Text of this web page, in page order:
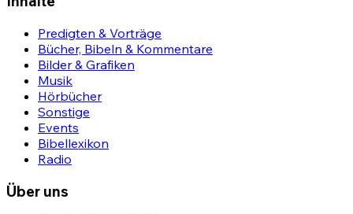
Predigten & Vorträge
Bücher, Bibeln & Kommentare
Bilder & Grafiken
Musik
Hörbücher
Sonstige
Events
Bibellexikon
Radio
Über uns